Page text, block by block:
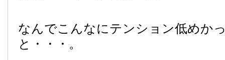
なんでこんなにテンション低めか
と・・・。